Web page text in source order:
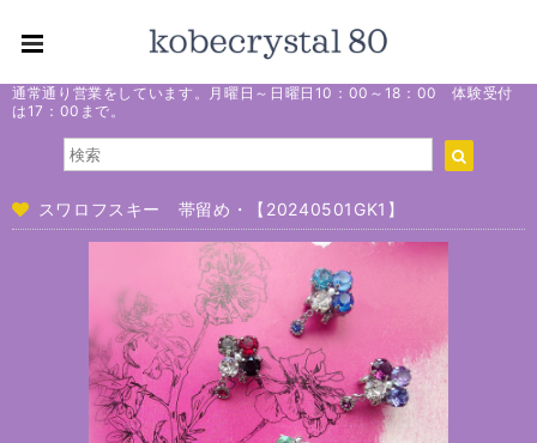
通常通り営業をしています。月曜日～日曜日10：00～18：00 体験受付
は17：00まで。
スワロフスキー 帯留め・【20240501GK1】